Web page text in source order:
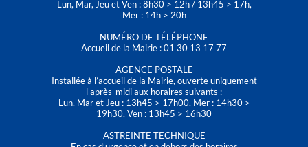
Lun, Mar, Jeu et Ven : 8h30 > 12h / 13h45 > 17h,
Mer : 14h > 20h
NUMÉRO DE TÉLÉPHONE
Accueil de la Mairie : 01 30 13 17 77
AGENCE POSTALE
Installée à l’accueil de la Mairie, ouverte uniquement
l'après-midi aux horaires suivants :
Lun, Mar et Jeu : 13h45 > 17h00, Mer : 14h30 >
19h30, Ven : 13h45 > 16h30
ASTREINTE TECHNIQUE